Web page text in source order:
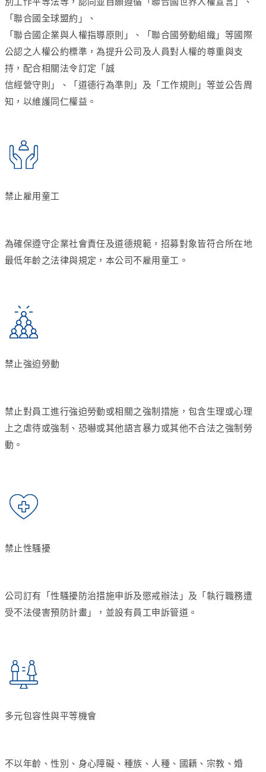
「聯合國全球盟約」、
「聯合國企業與人權指導原則」、「聯合國勞動組織」等國際
公認之人權公約標準，為提升公司及人員對人權的尊重與支
持，配合相關法令訂定「誠
信經營守則」、「道德行為準則」及「工作規則」等並公告周
知，以維護同仁權益。
禁止雇用童工
為確保遵守企業社會責任及道德規範，招募對象皆符合所在地
最低年齡之法律與規定，本公司不雇用童工。
禁止強迫勞動
禁止對員工進行強迫勞動或相關之強制措施，包含生理或心理
上之虐待或強制、恐嚇或其他語言暴力或其他不合法之強制勞
動。
禁止性騷擾
公司訂有「性騷擾防治措施申訴及懲戒辦法」及「執行職務遭
受不法侵害預防計畫」，並設有員工申訴管道。
多元包容性與平等機會
不以年齡、性別、身心障礙、種族、人種、國籍、宗教、婚